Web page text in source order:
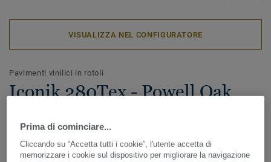
VISUALIZZA NEL CONFIGURATORE
Pavimenti vinilici in rotoli
Iconik 280Tex - Powell Oak
ICONIK 280Tex è il pavimento vinilico in rotoli ideale in
caso di lavori di ristrutturazione. Lo speciale supporto
Prima di cominciare...
Cliccando su “Accetta tutti i cookie”, l'utente accetta di
memorizzare i cookie sul dispositivo per migliorare la navigazione